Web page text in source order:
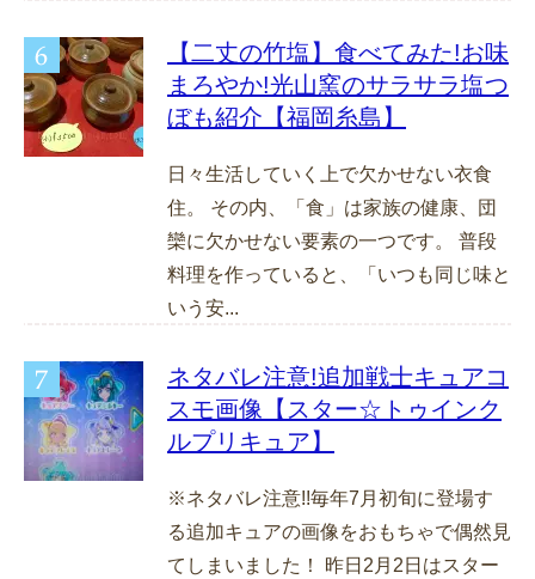
【二丈の竹塩】食べてみた!お味
まろやか!光山窯のサラサラ塩つ
ぼも紹介【福岡糸島】
日々生活していく上で欠かせない衣食
住。 その内、「食」は家族の健康、団
欒に欠かせない要素の一つです。 普段
料理を作っていると、「いつも同じ味と
いう安...
ネタバレ注意!追加戦士キュアコ
スモ画像【スター☆トゥインク
ルプリキュア】
※ネタバレ注意!!毎年7月初旬に登場す
る追加キュアの画像をおもちゃで偶然見
てしまいました！ 昨日2月2日はスター